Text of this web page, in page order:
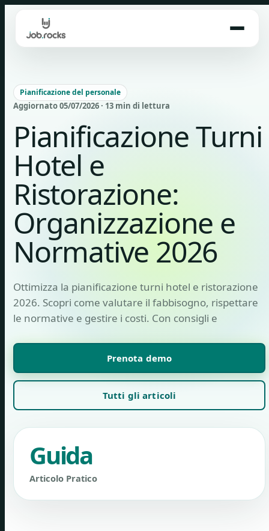
content
Pianificazione del personale
Aggiornato 05/07/2026 · 13 min di lettura
Pianificazione Turni
Hotel e
Ristorazione:
Organizzazione e
Normative 2026
Ottimizza la pianificazione turni hotel e ristorazione
2026. Scopri come valutare il fabbisogno, rispettare
le normative e gestire i costi. Con consigli e
Prenota demo
Tutti gli articoli
Guida
Articolo Pratico